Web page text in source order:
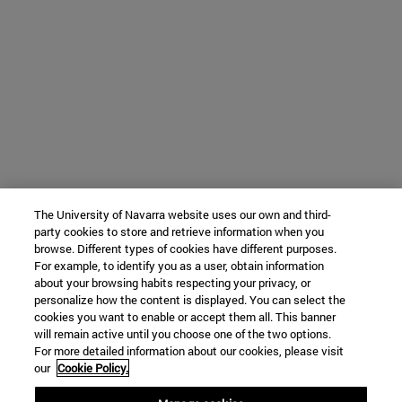
The University of Navarra website uses our own and third-
party cookies to store and retrieve information when you
browse. Different types of cookies have different purposes.
For example, to identify you as a user, obtain information
about your browsing habits respecting your privacy, or
personalize how the content is displayed. You can select the
cookies you want to enable or accept them all. This banner
will remain active until you choose one of the two options.
For more detailed information about our cookies, please visit
our Cookie Policy.